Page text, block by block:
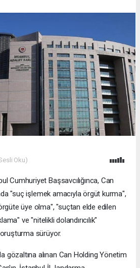
Oku)
Cumhuriyet Başsavcılığınca, Can
"suç işlemek amacıyla örgüt kurma",
üye olma", "suçtan elde edilen
ve "nitelikli dolandırıcılık"
sürüyor.
gözaltına alınan Can Holding Yönetim